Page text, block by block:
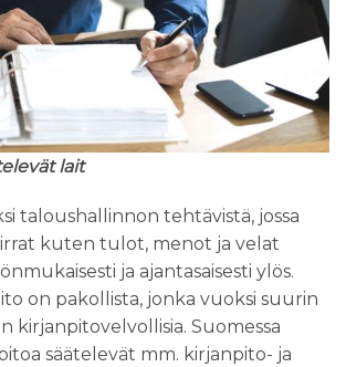
lait
taloushallinnon tehtävistä, jossa
kuten tulot, menot ja velat
ja ajantasaisesti ylös.
on pakollista, jonka vuoksi suurin
kirjanpitovelvollisia. Suomessa
säätelevät mm. kirjanpito- ja